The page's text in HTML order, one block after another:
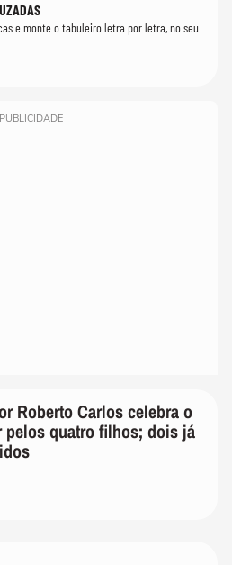
e monte o tabuleiro letra por letra, no seu
PUBLICIDADE
Roberto Carlos celebra o
pelos quatro filhos; dois já